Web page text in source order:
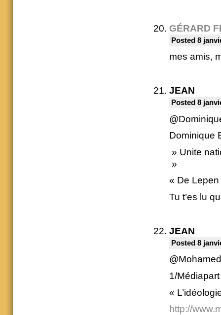
GÉRARD
Posted 8
mes amis,
JEAN
Posted 8
Dominique
» Unite
»
« De
Tu t’es lu
JEAN
Posted 8
@Mohamed
1/
«
http://